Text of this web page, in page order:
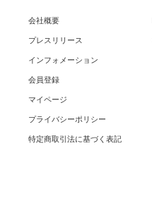
会社概要
プレスリリース
インフォメーション
会員登録
マイページ
プライバシーポリシー
特定商取引法に基づく表記